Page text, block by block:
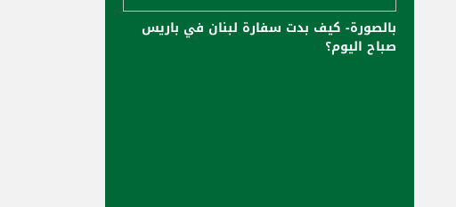
بالصورة- كيف بدت سفارة لبنان في باريس
صباح اليوم؟